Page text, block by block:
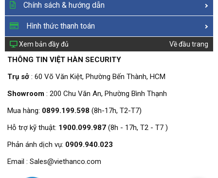
Chính sách & hướng dẫn
Hình thức thanh toán
Xem bản đầy đủ Về đầu trang
THÔNG TIN VIỆT HÀN SECURITY
Trụ sở : 60 Võ Văn Kiệt, Phường Bến Thành, HCM
Showroom : 200 Chu Văn An, Phường Bình Thạnh
Mua hàng: 0899.199.598 (8h-17h, T2-T7)
Hỗ trợ kỹ thuật: 1900.099.987 (8h - 17h, T2 - T7 )
Phản ánh dịch vụ: 0909.940.023
Email : Sales@viethanco.com